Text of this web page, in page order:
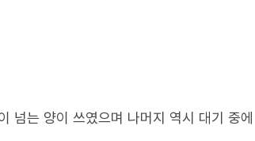
넘는 양이 쓰였으며 나머지 역시 대기 중